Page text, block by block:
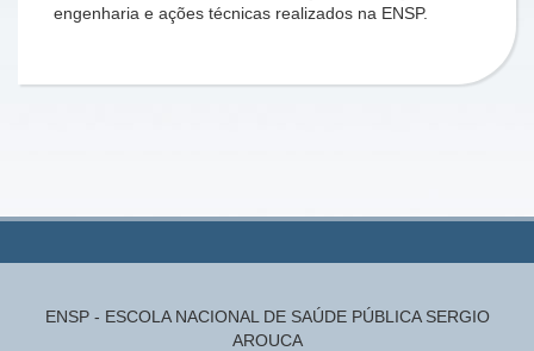
engenharia e ações técnicas realizados na ENSP.
ENSP - ESCOLA NACIONAL DE SAÚDE PÚBLICA SERGIO
AROUCA